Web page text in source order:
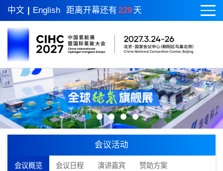
中文 | English 距离开幕还有 229 天
会议活动
会议概览 会议日程 演讲嘉宾 赞助方案